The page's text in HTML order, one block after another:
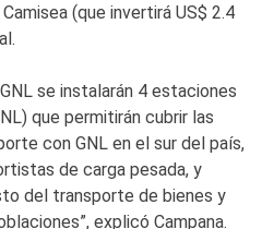
(que invertirá US$ 2.4
se instalarán 4 estaciones
que permitirán cubrir las
con GNL en el sur del país,
de carga pesada, y
del transporte de bienes y
explicó Campana.